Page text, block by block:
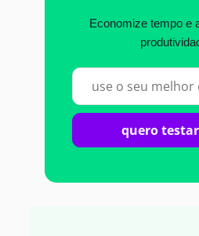
Economize tempo e
quero